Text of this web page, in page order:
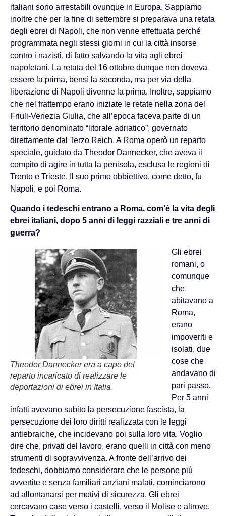
italiani sono arrestabili ovunque in Europa. Sappiamo
inoltre che per la fine di settembre si preparava una retata
degli ebrei di Napoli, che non venne effettuata perché
programmata negli stessi giorni in cui la città insorse
contro i nazisti, di fatto salvando la vita agli ebrei
napoletani. La retata del 16 ottobre dunque non doveva
essere la prima, bensì la seconda, ma per via della
liberazione di Napoli divenne la prima. Inoltre, sappiamo
che nel frattempo erano iniziate le retate nella zona del
Friuli-Venezia Giulia, che all’epoca faceva parte di un
territorio denominato “litorale adriatico”, governato
direttamente dal Terzo Reich. A Roma operò un reparto
speciale, guidato da Theodor Dannecker, che aveva il
compito di agire in tutta la penisola, esclusa le regioni di
Trento e Trieste. Il suo primo obbiettivo, come detto, fu
Napoli, e poi Roma.
Quando i tedeschi entrano a Roma, com’è la vita degli
ebrei italiani, dopo 5 anni di leggi razziali e tre anni di
guerra?
Theodor Dannecker era a capo del
reparto incaricato di realizzare le
deportazioni di ebrei in Italia
Gli ebrei
romani, o
comunque
che
abitavano a
Roma,
erano
impoveriti e
isolati, due
cose che
andavano di
pari passo.
Per 5 anni
infatti avevano subito la persecuzione fascista, la
persecuzione dei loro diritti realizzata con le leggi
antiebraiche, che incidevano poi sulla loro vita. Voglio
dire che, privati del lavoro, erano quelli in città con meno
strumenti di sopravvivenza. A fronte dell’arrivo dei
tedeschi, dobbiamo considerare che le persone più
avvertite e senza familiari anziani malati, cominciarono
ad allontanarsi per motivi di sicurezza. Gli ebrei
cercavano case verso i castelli, verso il Molise e altrove.